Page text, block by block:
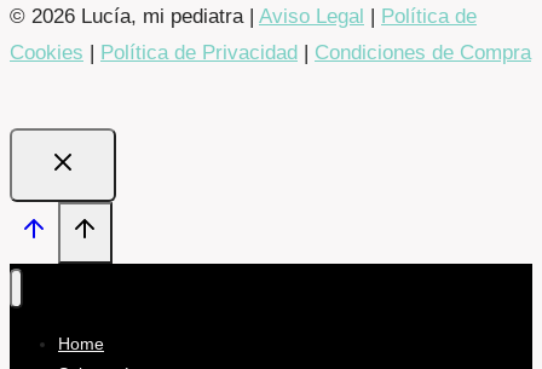
© 2026 Lucía, mi pediatra | Aviso Legal | Política de
Cookies | Política de Privacidad | Condiciones de Compra
Home